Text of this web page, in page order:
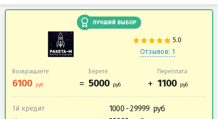
ЛУЧШИЙ ВЫБОР
Отзывов: 1
Возвращаете Берете Переплата
1й кредит 1000 - 29999